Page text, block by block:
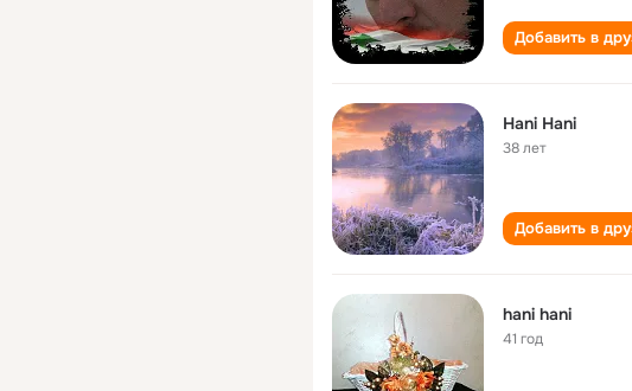
Добавить в
Hani Hani
38 лет
Добавить в
hani hani
41 год